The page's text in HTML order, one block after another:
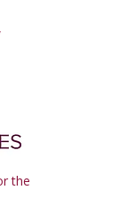
the